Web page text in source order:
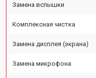
Замена вспышки
Комплексная чистка
Замена дисплея (экрана)
Замена микрофона